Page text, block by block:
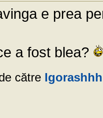
e prea
a fost blea?
către Igorashhh